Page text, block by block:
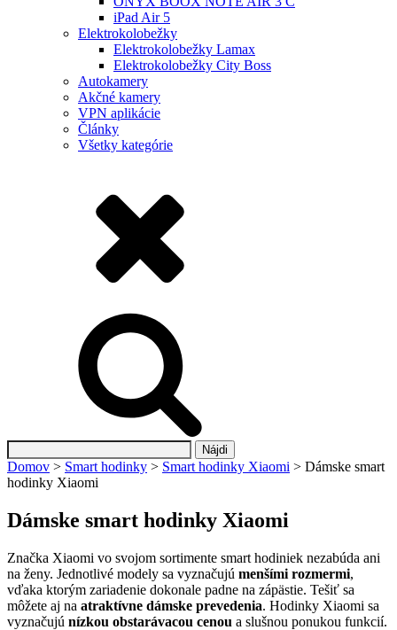
iPad Air 5
Elektrokolobežky
Elektrokolobežky Lamax
Elektrokolobežky City Boss
Autokamery
Akčné kamery
VPN aplikácie
Články
Všetky kategórie
Hľadať:
Domov > Smart hodinky > Smart hodinky Xiaomi > Dámske smart
hodinky Xiaomi
Dámske smart hodinky Xiaomi
Značka Xiaomi vo svojom sortimente smart hodiniek nezabúda ani
na ženy. Jednotlivé modely sa vyznačujú menšími rozmermi,
vďaka ktorým zariadenie dokonale padne na zápästie. Tešiť sa
môžete aj na atraktívne dámske prevedenia. Hodinky Xiaomi sa
vyznačujú nízkou obstarávacou cenou a slušnou ponukou funkcií.